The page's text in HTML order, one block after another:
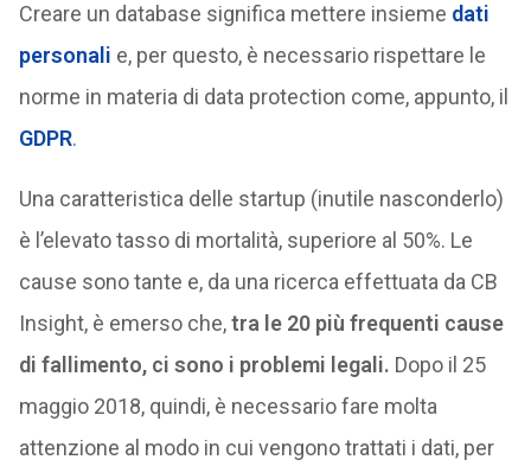
Creare un database significa mettere insieme dati
personali e, per questo, è necessario rispettare le
norme in materia di data protection come, appunto, il
GDPR.
Una caratteristica delle startup (inutile nasconderlo)
è l’elevato tasso di mortalità, superiore al 50%. Le
cause sono tante e, da una ricerca effettuata da CB
Insight, è emerso che,tra le 20 più frequenti cause
di fallimento, ci sono i problemi legali. Dopo il 25
maggio 2018, quindi, è necessario fare molta
attenzione al modo in cui vengono trattati i dati, per